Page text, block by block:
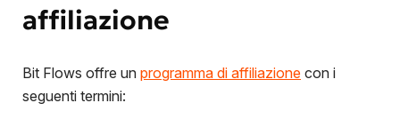
affiliazione
Bit Flows offre un programma di affiliazione con i
seguenti termini: